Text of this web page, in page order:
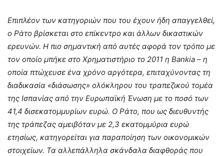
Επιπλέον των κατηγοριών που του έχουν ήδη απαγγελθεί,
ο Ράτο βρίσκεται στο επίκεντρο και άλλων δικαστικών
ερευνών. Η πιο σημαντική από αυτές αφορά τον τρόπο με
τον οποίο μπήκε στο Χρηματιστήριο το 2011 η Bankia – η
οποία πτώχευσε ένα χρόνο αργότερα, επιταχύνοντας τη
διαδικασία «διάσωσης» ολόκληρου του τραπεζικού τομέα
της Ισπανίας από την Ευρωπαϊκή Ένωση με το ποσό των
41,4 δισεκατομμυρίων ευρώ. Ο Ράτο, που ως διευθυντής
της τράπεζας αμειβόταν με 2,3 εκατομμύρια ευρώ
ετησίως, κατηγορείται για παραποίηση των οικονομικών
στοιχείων. Τα αλλεπάλληλα σκάνδαλα διαφθοράς που